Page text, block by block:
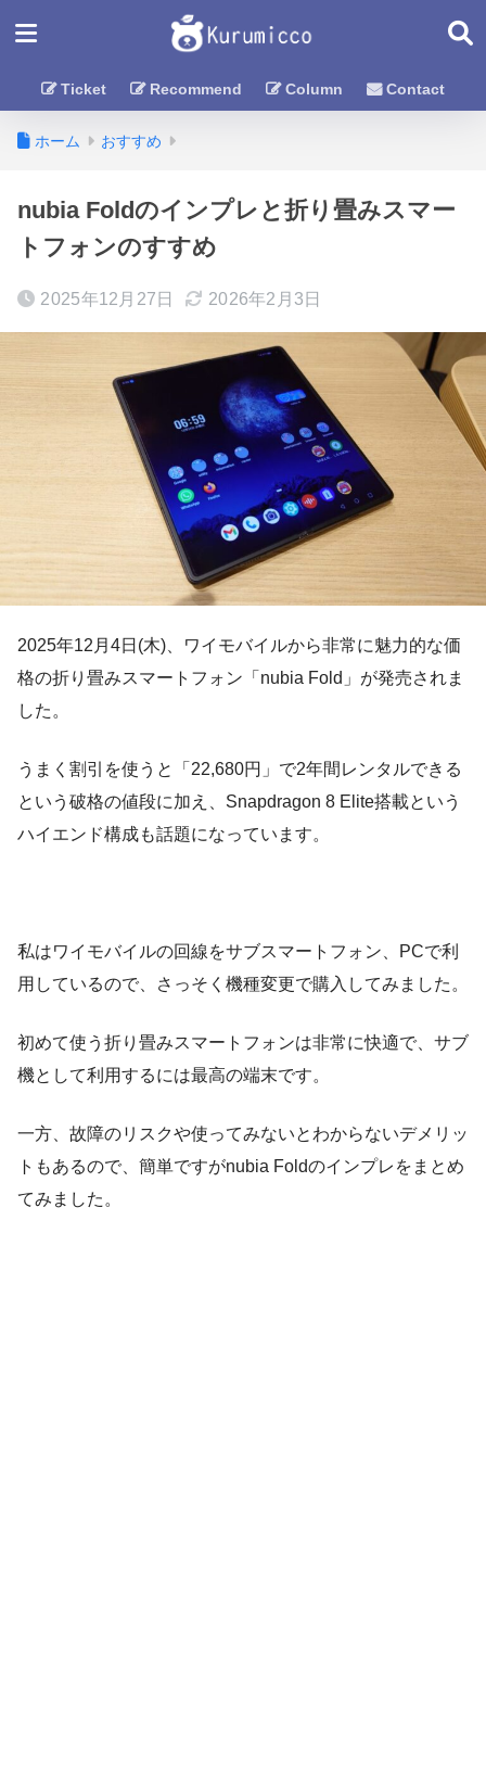
Ticket Recommend Column Contact
ホーム おすすめ
nubia Foldのインプレと折り畳みスマー
トフォンのすすめ
2025年12月27日 2026年2月3日
2025年12月4日(木)、ワイモバイルから非常に魅力的な価
格の折り畳みスマートフォン「nubia Fold」が発売されま
した。
うまく割引を使うと「22,680円」で2年間レンタルできる
という破格の値段に加え、Snapdragon 8 Elite搭載という
ハイエンド構成も話題になっています。
私はワイモバイルの回線をサブスマートフォン、PCで利
用しているので、さっそく機種変更で購入してみました。
初めて使う折り畳みスマートフォンは非常に快適で、サブ
機として利用するには最高の端末です。
一方、故障のリスクや使ってみないとわからないデメリッ
トもあるので、簡単ですがnubia Foldのインプレをまとめ
てみました。